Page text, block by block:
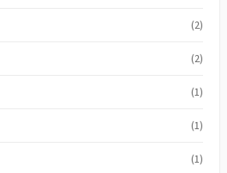
(2)
(2)
(1)
(1)
(1)